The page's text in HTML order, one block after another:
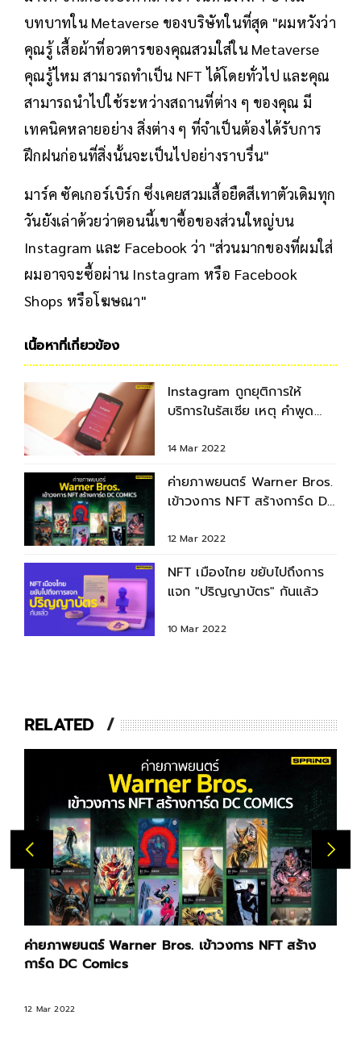
บทบาทใน Metaverse ของบริษัทในที่สุด "ผมหวังว่า
คุณรู้ เสื้อผ้าที่อวตารของคุณสวมใส่ใน Metaverse
คุณรู้ไหม สามารถทำเป็น NFT ได้โดยทั่วไป และคุณ
สามารถนำไปใช้ระหว่างสถานที่ต่าง ๆ ของคุณ มี
เทคนิคหลายอย่าง สิ่งต่าง ๆ ที่จำเป็นต้องได้รับการ
ฝึกฝนก่อนที่สิ่งนั้นจะเป็นไปอย่างราบรื่น"
มาร์ค ซัคเกอร์เบิร์ก ซึ่งเคยสวมเสื้อยืดสีเทาตัวเดิมทุก
วันยังเล่าด้วยว่าตอนนี้เขาซื้อของส่วนใหญ่บน
Instagram และ Facebook ว่า "ส่วนมากของที่ผมใส่
ผมอาจจะซื้อผ่าน Instagram หรือ Facebook
Shops หรือโฆษณา"
เนื้อหาที่เกี่ยวข้อง
Instagram ถูกยุติการให้
บริการในรัสเซีย เหตุ คำพูด
14 Mar 2022
ค่ายภาพยนตร์ Warner Bros.
เข้าวงการ NFT สร้างการ์ด DC
12 Mar 2022
NFT เมืองไทย ขยับไปถึงการ
แจก "ปริญญาบัตร" กันแล้ว
10 Mar 2022
RELATED
ค่ายภาพยนตร์ Warner Bros. เข้าวงการ NFT สร้าง
การ์ด DC Comics
12 Mar 2022